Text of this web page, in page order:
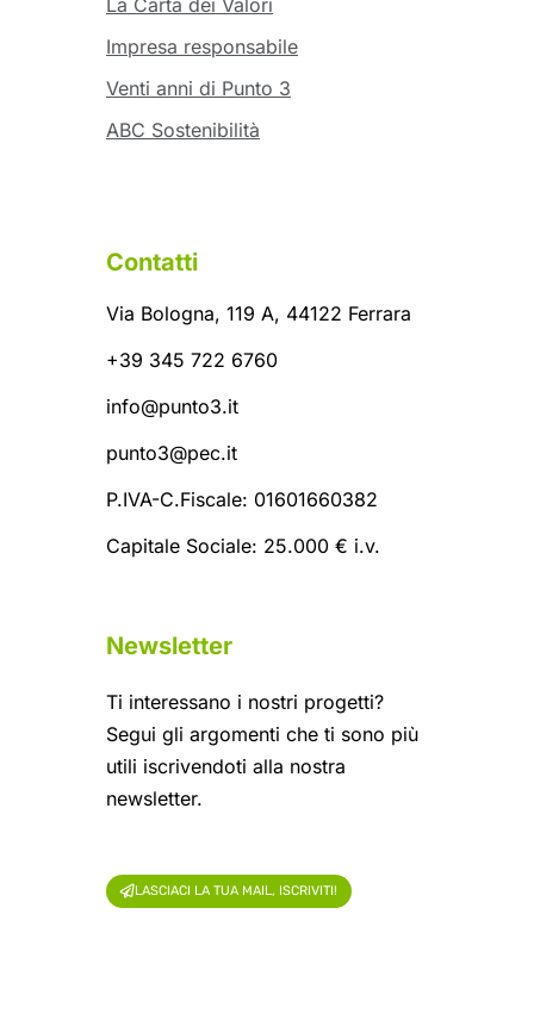
Impresa responsabile
Venti anni di Punto 3
ABC Sostenibilità
Contatti
Via Bologna, 119 A, 44122 Ferrara
+39 345 722 6760
info@punto3.it
punto3@pec.it
P.IVA-C.Fiscale: 01601660382
Capitale Sociale: 25.000 € i.v.
Newsletter
Ti interessano i nostri progetti?
Segui gli argomenti che ti sono più
utili iscrivendoti alla nostra
newsletter.
LASCIACI LA TUA MAIL, ISCRIVITI!